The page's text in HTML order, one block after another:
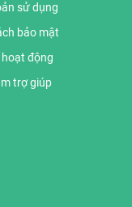
sử dụng
bảo mật
hoạt động
trợ giúp